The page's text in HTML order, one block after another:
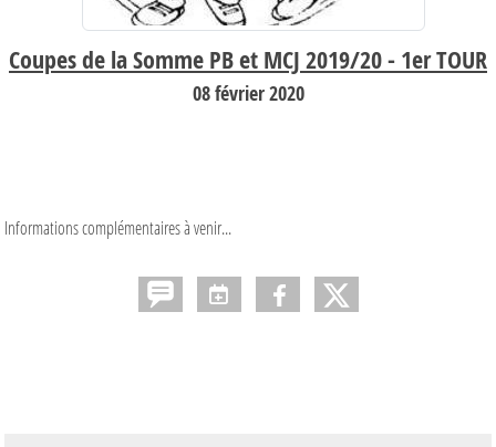
Coupes de la Somme PB et MCJ 2019/20 - 1er TOUR
08 février 2020
Informations complémentaires à venir...